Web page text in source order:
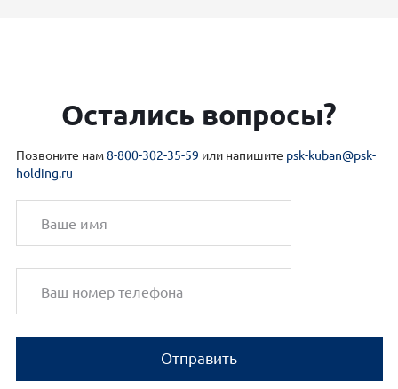
Остались вопросы?
Позвоните нам8-800-302-35-59 или напишите psk-kuban@psk-
holding.ru
Отправить